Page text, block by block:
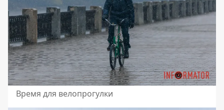
Время для велопрогулки